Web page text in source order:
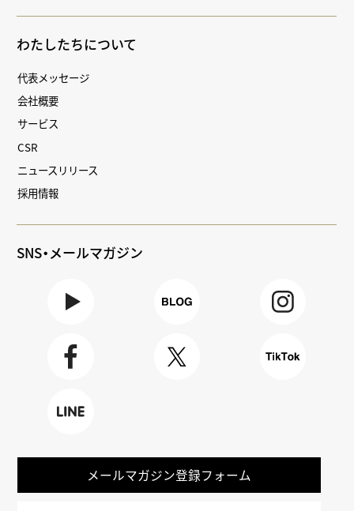
わたしたちについて
代表メッセージ
会社概要
サービス
CSR
ニュースリリース
採用情報
SNS・メールマガジン
メールマガジン登録フォーム